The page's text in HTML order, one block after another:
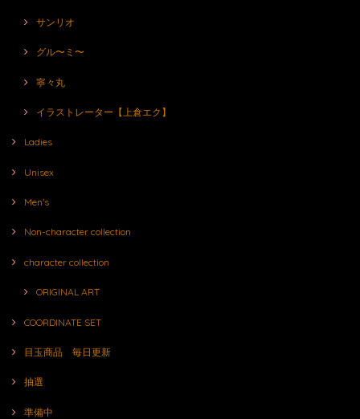
サンリオ
グル〜ミ〜
寧々丸
イラストレーター【上倉エク】
Ladies
Unisex
Men's
Non-character collection
character collection
ORIGINAL ART
COORDINATE SET
目玉商品 毎日更新
抽選
準備中